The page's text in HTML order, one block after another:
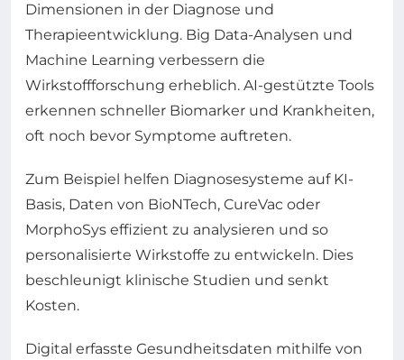
Dimensionen in der Diagnose und
Therapieentwicklung. Big Data-Analysen und
Machine Learning verbessern die
Wirkstoffforschung erheblich. AI-gestützte Tools
erkennen schneller Biomarker und Krankheiten,
oft noch bevor Symptome auftreten.
Zum Beispiel helfen Diagnosesysteme auf KI-
Basis, Daten von BioNTech, CureVac oder
MorphoSys effizient zu analysieren und so
personalisierte Wirkstoffe zu entwickeln. Dies
beschleunigt klinische Studien und senkt
Kosten.
Digital erfasste Gesundheitsdaten mithilfe von